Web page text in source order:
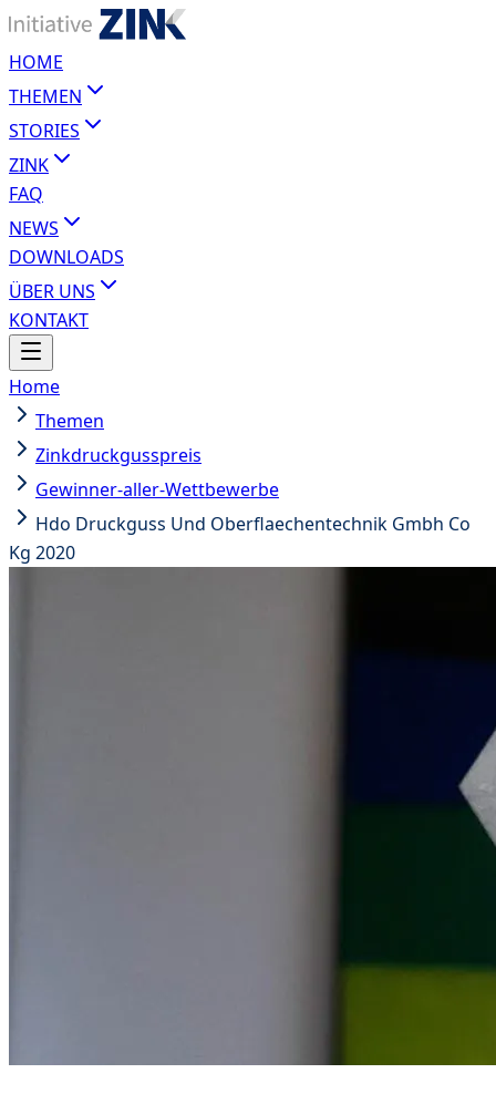
HOME
THEMEN
STORIES
ZINK
FAQ
NEWS
DOWNLOADS
ÜBER UNS
KONTAKT
Home
Themen
Zinkdruckgusspreis
Gewinner-aller-Wettbewerbe
Hdo Druckguss Und Oberflaechentechnik Gmbh Co
Kg 2020